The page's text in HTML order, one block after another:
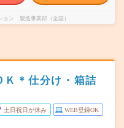
ョン 製造事業部（全国）
Ｋ＊仕分け・箱詰
土日祝日が休み WEB登録OK